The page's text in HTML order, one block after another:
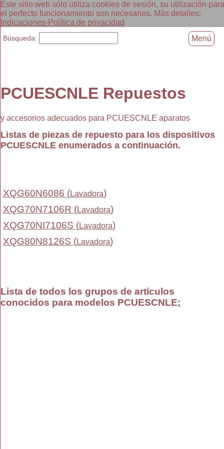
Este sitio web sólo utiliza cookies de sesión, su utilización para
el perfecto funcionamiento son necesarios. Más detalles:
Indicaciones-Política de privacidad
PCUESCNLE Repuestos
y accesorios adecuados para PCUESCNLE aparatos
Listas de piezas de repuesto para los dispositivos
PCUESCNLE enumerados a continuación.
XQG60N6086 (Lavadora)
XQG70N7106R (Lavadora)
XQG70NI7106S (Lavadora)
XQG80N8126S (Lavadora)
Lista de todos los grupos de artículos
conocidos para modelos PCUESCNLE:
Búsqueda: Menú